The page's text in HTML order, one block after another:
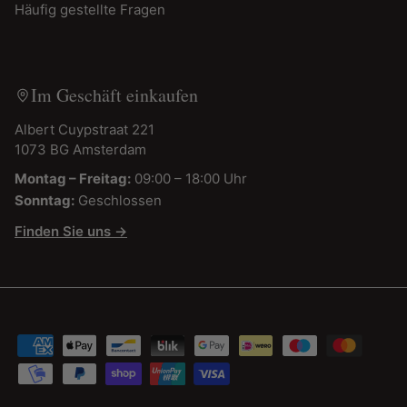
Häufig gestellte Fragen
Im Geschäft einkaufen
Albert Cuypstraat 221
1073 BG Amsterdam
Montag – Freitag: 09:00 – 18:00 Uhr
Sonntag: Geschlossen
Finden Sie uns →